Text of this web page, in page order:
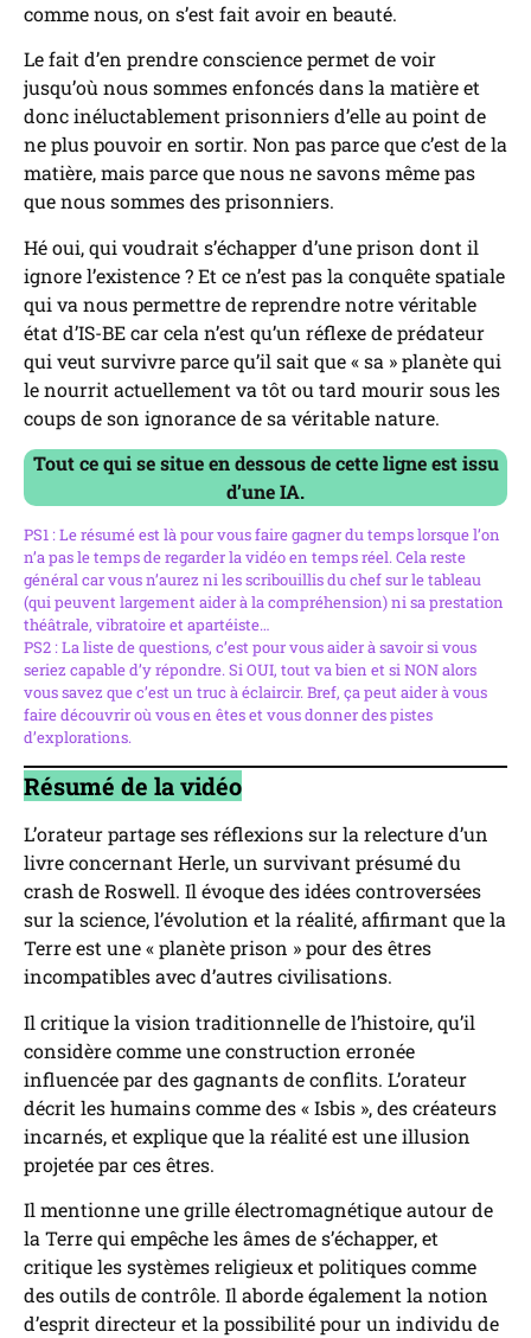
comme nous, on s’est fait avoir en beauté.
Le fait d’en prendre conscience permet de voir
jusqu’où nous sommes enfoncés dans la matière et
donc inéluctablement prisonniers d’elle au point de
ne plus pouvoir en sortir. Non pas parce que c’est de la
matière, mais parce que nous ne savons même pas
que nous sommes des prisonniers.
Hé oui, qui voudrait s’échapper d’une prison dont il
ignore l’existence ? Et ce n’est pas la conquête spatiale
qui va nous permettre de reprendre notre véritable
état d’IS-BE car cela n’est qu’un réflexe de prédateur
qui veut survivre parce qu’il sait que « sa » planète qui
le nourrit actuellement va tôt ou tard mourir sous les
coups de son ignorance de sa véritable nature.
Tout ce qui se situe en dessous de cette ligne est issu
d’une IA.
PS1 : Le résumé est là pour vous faire gagner du temps lorsque l’on
n’a pas le temps de regarder la vidéo en temps réel. Cela reste
général car vous n’aurez ni les scribouillis du chef sur le tableau
(qui peuvent largement aider à la compréhension) ni sa prestation
théâtrale, vibratoire et apartéiste…
PS2 : La liste de questions, c’est pour vous aider à savoir si vous
seriez capable d’y répondre. Si OUI, tout va bien et si NON alors
vous savez que c’est un truc à éclaircir. Bref, ça peut aider à vous
faire découvrir où vous en êtes et vous donner des pistes
d’explorations.
Résumé de la vidéo
L’orateur partage ses réflexions sur la relecture d’un
livre concernant Herle, un survivant présumé du
crash de Roswell. Il évoque des idées controversées
sur la science, l’évolution et la réalité, affirmant que la
Terre est une « planète prison » pour des êtres
incompatibles avec d’autres civilisations.
Il critique la vision traditionnelle de l’histoire, qu’il
considère comme une construction erronée
influencée par des gagnants de conflits. L’orateur
décrit les humains comme des « Isbis », des créateurs
incarnés, et explique que la réalité est une illusion
projetée par ces êtres.
Il mentionne une grille électromagnétique autour de
la Terre qui empêche les âmes de s’échapper, et
critique les systèmes religieux et politiques comme
des outils de contrôle. Il aborde également la notion
d’esprit directeur et la possibilité pour un individu de